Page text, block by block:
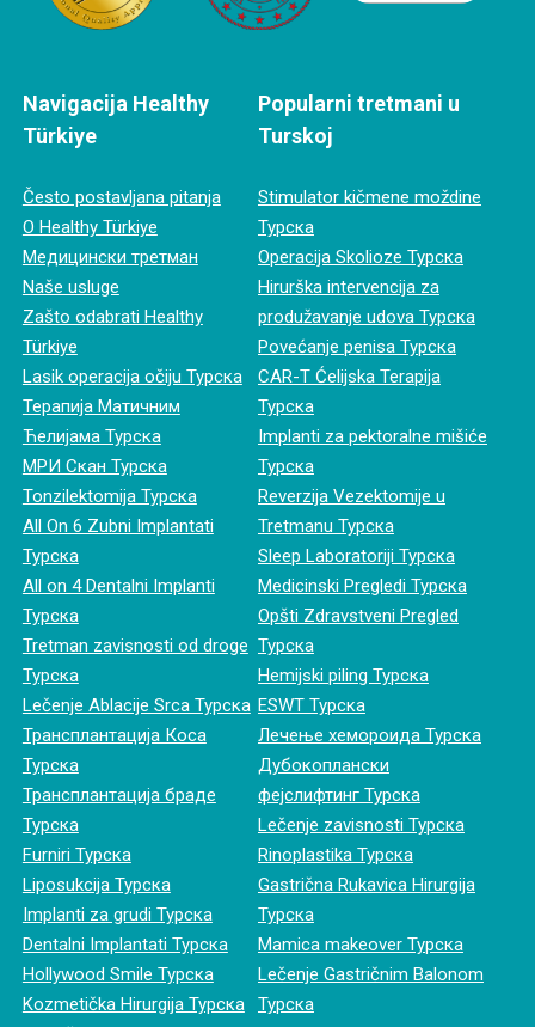
Navigacija Healthy
Türkiye
Često postavljana pitanja
O Healthy Türkiye
Медицински третман
Naše usluge
Zašto odabrati Healthy
Türkiye
Lasik operacija očiju Турска
Терапија Матичним
Ћелијама Турска
МРИ Скан Турска
Tonzilektomija Турска
All On 6 Zubni Implantati
Турска
All on 4 Dentalni Implanti
Турска
Tretman zavisnosti od droge
Турска
Lečenje Ablacije Srca Турска
Трансплантација Коса
Турска
Трансплантација браде
Турска
Furniri Турска
Liposukcija Турска
Implanti za grudi Турска
Dentalni Implantati Турска
Hollywood Smile Турска
Kozmetička Hirurgija Турска
Popularni tretmani u
Turskoj
Stimulator kičmene moždine
Турска
Operacija Skolioze Турска
Hirurška intervencija za
produžavanje udova Турска
Povećanje penisa Турска
CAR-T Ćelijska Terapija
Турска
Implanti za pektoralne mišiće
Турска
Reverzija Vezektomije u
Tretmanu Турска
Sleep Laboratoriji Турска
Medicinski Pregledi Турска
Opšti Zdravstveni Pregled
Турска
Hemijski piling Турска
ESWT Турска
Лечење хемороида Турска
Дубокоплански
фејслифтинг Турска
Lečenje zavisnosti Турска
Rinoplastika Турска
Gastrična Rukavica Hirurgija
Турска
Mamica makeover Турска
Lečenje Gastričnim Balonom
Турска